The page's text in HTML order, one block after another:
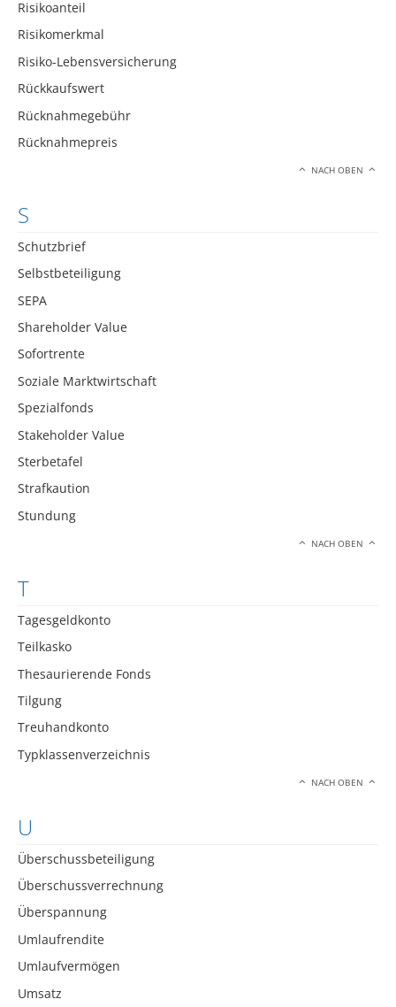
Risikoanteil
Risikomerkmal
Risiko-Lebensversicherung
Rückkaufswert
Rücknahmegebühr
Rücknahmepreis
NACH OBEN
S
Schutzbrief
Selbstbeteiligung
SEPA
Shareholder Value
Sofortrente
Soziale Marktwirtschaft
Spezialfonds
Stakeholder Value
Sterbetafel
Strafkaution
Stundung
NACH OBEN
T
Tagesgeldkonto
Teilkasko
Thesaurierende Fonds
Tilgung
Treuhandkonto
Typklassenverzeichnis
NACH OBEN
U
Überschussbeteiligung
Überschussverrechnung
Überspannung
Umlaufrendite
Umlaufvermögen
Umsatz